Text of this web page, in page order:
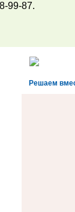
99-87.
Решаем